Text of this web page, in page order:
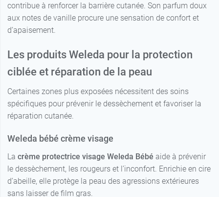
contribue à renforcer la barrière cutanée. Son parfum doux
aux notes de vanille procure une sensation de confort et
d’apaisement.
Les produits Weleda pour la protection
ciblée et réparation de la peau
Certaines zones plus exposées nécessitent des soins
spécifiques pour prévenir le dessèchement et favoriser la
réparation cutanée.
Weleda bébé crème visage
La crème protectrice visage Weleda Bébé aide à prévenir
le dessèchement, les rougeurs et l’inconfort. Enrichie en cire
d’abeille, elle protège la peau des agressions extérieures
sans laisser de film gras.